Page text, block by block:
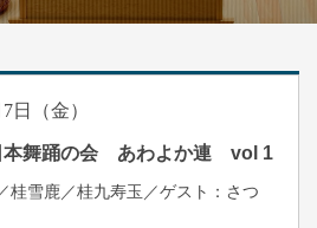
7日（金）
本舞踊の会 あわよか連 vol 1
桂雪鹿／桂九寿玉／ゲスト：さつ